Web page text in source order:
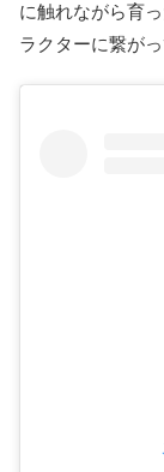
に触れながら育
ラクターに繋が